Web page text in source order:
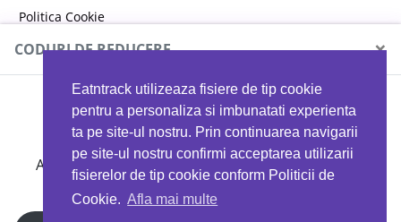
Eatntrack utilizeaza fisiere de tip cookie
pentru a personaliza si imbunatati experienta
ta pe site-ul nostru. Prin continuarea navigarii
pe site-ul nostru confirmi acceptarea utilizarii
fisierelor de tip cookie conform Politicii de
Cookie. Afla mai multe
Politica Cookie
Politica de confidențialitate
CODURI DE REDUCERE ×
MYPROTEIN
Ai 40%reducere la orice comandă folosind codul
EATTRACK